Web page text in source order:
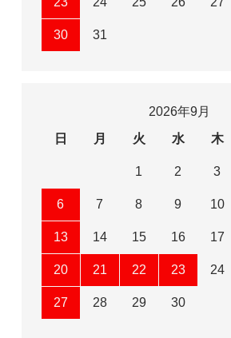
30 31
2026年9月
日
月 火 水 木
1 2 3
6 7 8 9 10
13 14 15 16 17
20 21 22 23 24
27 28 29 30